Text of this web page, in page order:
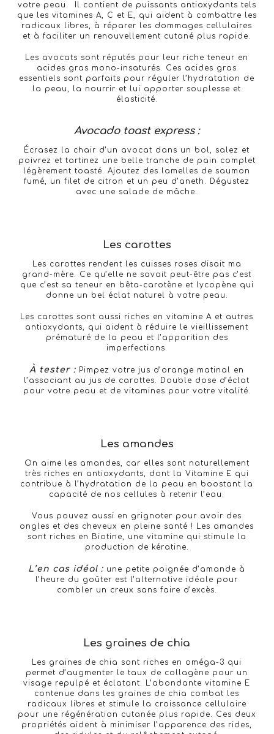
votre peau. Il contient de puissants antioxydants tels
que les vitamines A, C et E, qui aident à combattre les
radicaux libres, à réparer les dommages cellulaires
et à faciliter un renouvellement cutané plus rapide.
Les avocats sont réputés pour leur riche teneur en
acides gras mono-insaturés. Ces acides gras
essentiels sont parfaits pour réguler l’hydratation de
la peau, la nourrir et lui apporter souplesse et
élasticité.
Avocado toast express :
Écrasez la chair d’un avocat dans un bol, salez et
poivrez et tartinez une belle tranche de pain complet
légèrement toasté. Ajoutez des lamelles de saumon
fumé, un filet de citron et un peu d’aneth. Dégustez
avec une salade de mâche.
Les carottes
Les carottes rendent les cuisses roses disait ma
grand-mère. Ce qu’elle ne savait peut-être pas c’est
que c’est sa teneur en bêta-carotène et lycopène qui
donne un bel éclat naturel à votre peau.
Les carottes sont aussi riches en vitamine A et autres
antioxydants, qui aident à réduire le vieillissement
prématuré de la peau et l’apparition des
imperfections.
À tester : Pimpez votre jus d’orange matinal en
l’associant au jus de carottes. Double dose d’éclat
pour votre peau et de vitamines pour votre vitalité.
Les amandes
On aime les amandes, car elles sont naturellement
très riches en antioxydants, dont la Vitamine E qui
contribue à l’hydratation de la peau en boostant la
capacité de nos cellules à retenir l’eau.
Vous pouvez aussi en grignoter pour avoir des
ongles et des cheveux en pleine santé ! Les amandes
sont riches en Biotine, une vitamine qui stimule la
production de kératine.
L’en cas idéal : une petite poignée d’amande à
l’heure du goûter est l’alternative idéale pour
combler un creux sans faire d’excès.
Les graines de chia
Les graines de chia sont riches en oméga-3 qui
permet d’augmenter le taux de collagène pour un
visage repulpé et éclatant. L’abondante vitamine E
contenue dans les graines de chia combat les
radicaux libres et stimule la croissance cellulaire
pour une régénération cutanée plus rapide. Ces deux
propriétés aident à minimiser l’apparence des rides,